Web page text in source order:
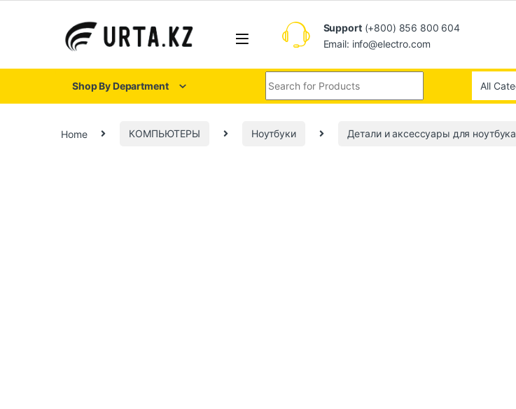
Support(+800) 856 800 604
Email: info@electro.com
Shop By Department
Home КОМПЬЮТЕРЫ Ноутбуки Детали и аксессуары для ноутбука